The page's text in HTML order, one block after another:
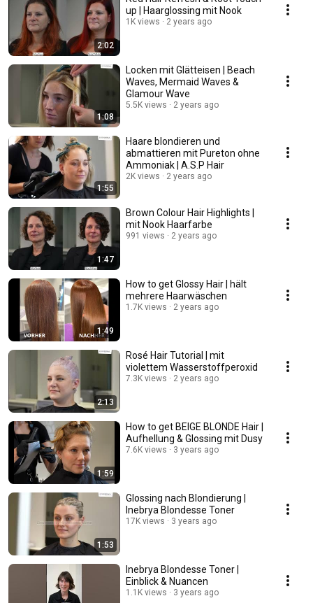
2:02
up | Haarglossing mit Nook
1K views 2 years ago
1:08
Locken mit Glätteisen | Beach
Waves, Mermaid Waves &
Glamour Wave
5.5K views 2 years ago
1:55
Haare blondieren und
abmattieren mit Pureton ohne
Ammoniak | A.S.P Hair
2K views 2 years ago
1:47
Brown Colour Hair Highlights |
mit Nook Haarfarbe
991 views 2 years ago
1:49
How to get Glossy Hair | hält
mehrere Haarwäschen
1.7K views 2 years ago
2:13
Rosé Hair Tutorial | mit
violettem Wasserstoffperoxid
7.3K views 2 years ago
1:59
How to get BEIGE BLONDE Hair |
Aufhellung & Glossing mit Dusy
7.6K views 3 years ago
1:53
Glossing nach Blondierung |
Inebrya Blondesse Toner
17K views 3 years ago
Inebrya Blondesse Toner |
Einblick & Nuancen
1.1K views 3 years ago